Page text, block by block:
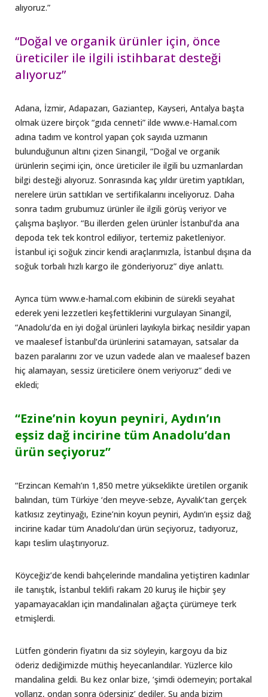
alıyoruz.”
“Doğal ve organik ürünler için, önce
üreticiler ile ilgili istihbarat desteği
alıyoruz”
Adana, İzmir, Adapazarı, Gaziantep, Kayseri, Antalya başta
olmak üzere birçok “gıda cenneti” ilde www.e-Hamal.com
adına tadım ve kontrol yapan çok sayıda uzmanın
bulunduğunun altını çizen Sinangil, “Doğal ve organik
ürünlerin seçimi için, önce üreticiler ile ilgili bu uzmanlardan
bilgi desteği alıyoruz. Sonrasında kaç yıldır üretim yaptıkları,
nerelere ürün sattıkları ve sertifikalarını inceliyoruz. Daha
sonra tadım grubumuz ürünler ile ilgili görüş veriyor ve
çalışma başlıyor. “Bu illerden gelen ürünler İstanbul’da ana
depoda tek tek kontrol ediliyor, tertemiz paketleniyor.
İstanbul içi soğuk zincir kendi araçlarımızla, İstanbul dışına da
soğuk torbalı hızlı kargo ile gönderiyoruz” diye anlattı.
Ayrıca tüm www.e-hamal.com ekibinin de sürekli seyahat
ederek yeni lezzetleri keşfettiklerini vurgulayan Sinangil,
“Anadolu’da en iyi doğal ürünleri layıkıyla birkaç nesildir yapan
ve maalesef İstanbul’da ürünlerini satamayan, satsalar da
bazen paralarını zor ve uzun vadede alan ve maalesef bazen
hiç alamayan, sessiz üreticilere önem veriyoruz” dedi ve
ekledi;
“Ezine’nin koyun peyniri, Aydın’ın
eşsiz dağ incirine tüm Anadolu’dan
ürün seçiyoruz”
“Erzincan Kemah’ın 1,850 metre yükseklikte üretilen organik
balından, tüm Türkiye ‘den meyve-sebze, Ayvalık‘tan gerçek
katkısız zeytinyağı, Ezine’nin koyun peyniri, Aydın’ın eşsiz dağ
incirine kadar tüm Anadolu’dan ürün seçiyoruz, tadıyoruz,
kapı teslim ulaştırıyoruz.
Köyceğiz’de kendi bahçelerinde mandalina yetiştiren kadınlar
ile tanıştık, İstanbul teklifi rakam 20 kuruş ile hiçbir şey
yapamayacakları için mandalinaları ağaçta çürümeye terk
etmişlerdi.
Lütfen gönderin fiyatını da siz söyleyin, kargoyu da biz
öderiz dediğimizde müthiş heyecanlandılar. Yüzlerce kilo
mandalina geldi. Bu kez onlar bize, ‘şimdi ödemeyin; portakal
yollarız, ondan sonra ödersiniz’ dediler. Şu anda bizim